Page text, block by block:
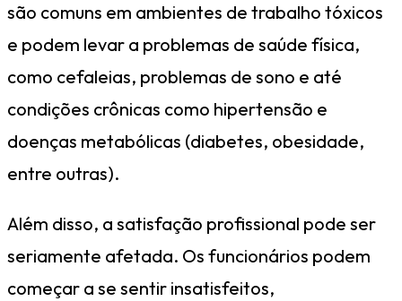
são comuns em ambientes de trabalho tóxicos
e podem levar a problemas de saúde física,
como cefaleias, problemas de sono e até
condições crônicas como hipertensão e
doenças metabólicas (diabetes, obesidade,
entre outras).
Além disso, a satisfação profissional pode ser
seriamente afetada. Os funcionários podem
começar a se sentir insatisfeitos,